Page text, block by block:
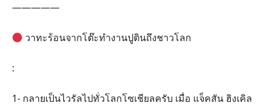
—————
วาทะร้อนจากโต๊ะทำงานปูตินถึงชาวโลก
:
1- กลายเป็นไวรัลไปทั่วโลกโซเชียลครับ เมื่อ แจ็คสัน ฮิงเคิล